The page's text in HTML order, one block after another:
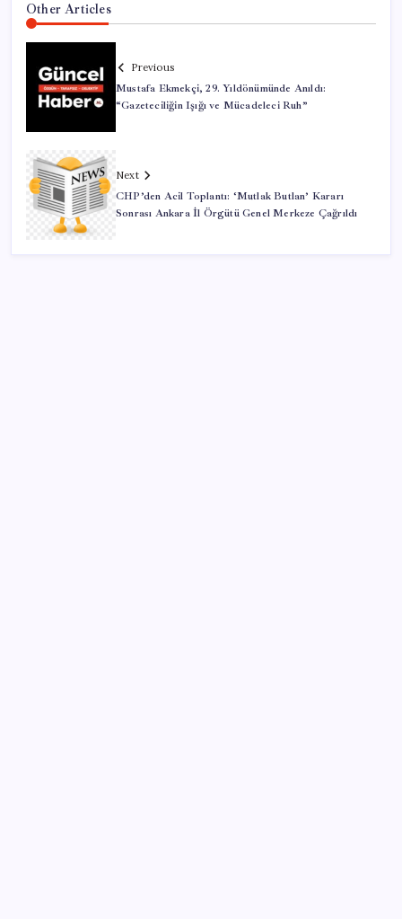
Other Articles
Previous
Mustafa Ekmekçi, 29. Yıldönümünde Anıldı:
“Gazeteciliğin Işığı ve Mücadeleci Ruh”
Next
CHP’den Acil Toplantı: ‘Mutlak Butlan’ Kararı
Sonrası Ankara İl Örgütü Genel Merkeze Çağrıldı